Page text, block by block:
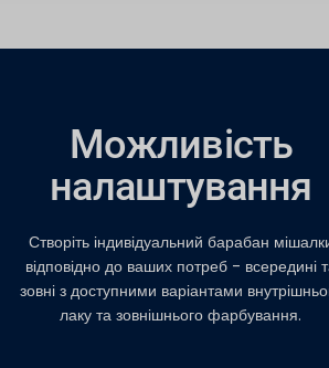
Можливість
налаштування
Створіть індивідуальний барабан
відповідно до ваших потреб - всередині
зовні з доступними варіантами
лаку та зовнішнього фарбування.